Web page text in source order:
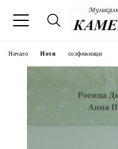
Начало Ноти солфежници